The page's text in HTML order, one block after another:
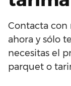
Contacta con
ahora y sólo
necesitas el
parquet o